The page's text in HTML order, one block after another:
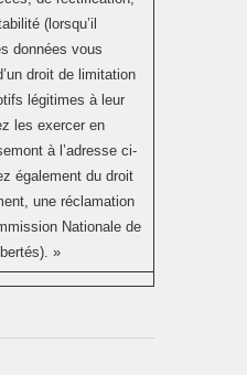
(lorsqu’il
données vous
droit de limitation
légitimes à leur
les exercer en
à l’adresse ci-
également du droit
une réclamation
Nationale de
»